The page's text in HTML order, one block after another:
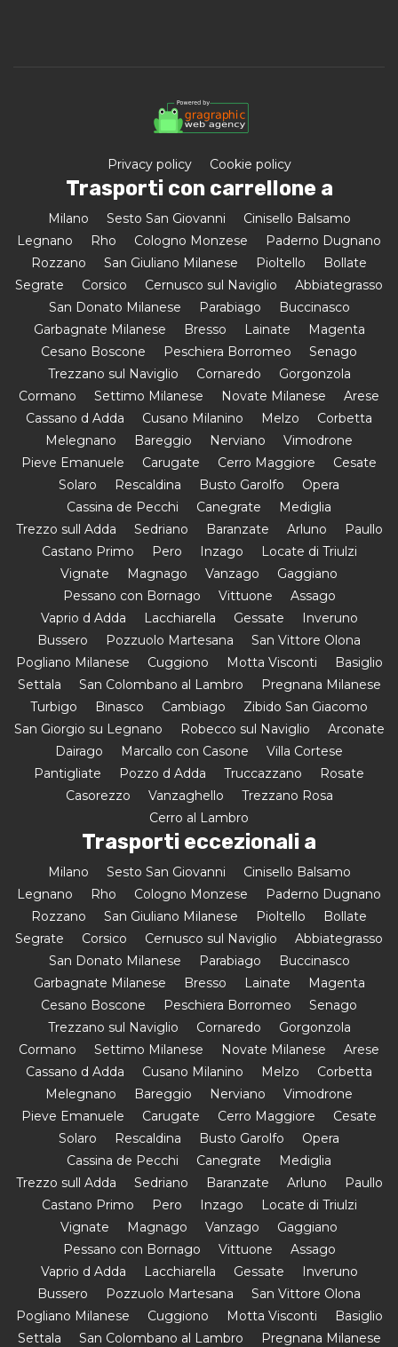
Privacy policy Cookie policy
Trasporti con carrellone a
Milano Sesto San Giovanni
Cinisello Balsamo
Legnano
Rho Cologno Monzese
Paderno Dugnano
Rozzano
San Giuliano Milanese Pioltello
Bollate
Segrate
Corsico Cernusco sul Naviglio
Abbiategrasso
San Donato Milanese
Parabiago
Buccinasco
Garbagnate Milanese
Bresso Lainate
Magenta
Cesano Boscone
Peschiera Borromeo
Senago
Trezzano sul Naviglio
Cornaredo
Gorgonzola
Cormano
Settimo Milanese Novate Milanese
Arese
Cassano d Adda
Cusano Milanino Melzo
Corbetta
Melegnano
Bareggio Nerviano
Vimodrone
Pieve Emanuele
Carugate Cerro Maggiore
Cesate
Solaro
Rescaldina Busto Garolfo
Opera
Cassina de Pecchi
Canegrate
Mediglia
Trezzo sull Adda
Sedriano Baranzate Arluno
Paullo
Castano Primo
Pero Inzago
Locate di Triulzi
Vignate
Magnago Vanzago
Gaggiano
Pessano con Bornago
Vittuone
Assago
Vaprio d Adda
Lacchiarella Gessate
Inveruno
Bussero
Pozzuolo Martesana
San Vittore Olona
Pogliano Milanese
Cuggiono Motta Visconti
Basiglio
Settala
San Colombano al Lambro
Pregnana Milanese
Turbigo
Binasco Cambiago
Zibido San Giacomo
San Giorgio su Legnano
Robecco sul Naviglio
Arconate
Dairago
Marcallo con Casone
Villa Cortese
Pantigliate
Pozzo d Adda Truccazzano
Rosate
Casorezzo
Vanzaghello
Trezzano Rosa
Cerro al Lambro
Trasporti eccezionali a
Milano Sesto San Giovanni
Cinisello Balsamo
Legnano
Rho Cologno Monzese
Paderno Dugnano
Rozzano
San Giuliano Milanese Pioltello
Bollate
Segrate
Corsico Cernusco sul Naviglio
Abbiategrasso
San Donato Milanese
Parabiago
Buccinasco
Garbagnate Milanese
Bresso Lainate
Magenta
Cesano Boscone
Peschiera Borromeo
Senago
Trezzano sul Naviglio
Cornaredo
Gorgonzola
Cormano
Settimo Milanese Novate Milanese
Arese
Cassano d Adda
Cusano Milanino Melzo
Corbetta
Melegnano
Bareggio Nerviano
Vimodrone
Pieve Emanuele
Carugate Cerro Maggiore
Cesate
Solaro
Rescaldina Busto Garolfo
Opera
Cassina de Pecchi
Canegrate
Mediglia
Trezzo sull Adda
Sedriano Baranzate Arluno
Paullo
Castano Primo
Pero Inzago
Locate di Triulzi
Vignate
Magnago Vanzago
Gaggiano
Pessano con Bornago
Vittuone
Assago
Vaprio d Adda
Lacchiarella Gessate
Inveruno
Bussero
Pozzuolo Martesana
San Vittore Olona
Pogliano Milanese
Cuggiono Motta Visconti
Basiglio
Settala
San Colombano al Lambro
Pregnana Milanese